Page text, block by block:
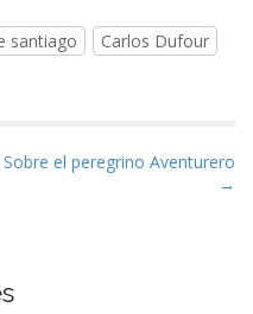
santiago
Carlos Dufour
Sobre el peregrino Aventurero
→